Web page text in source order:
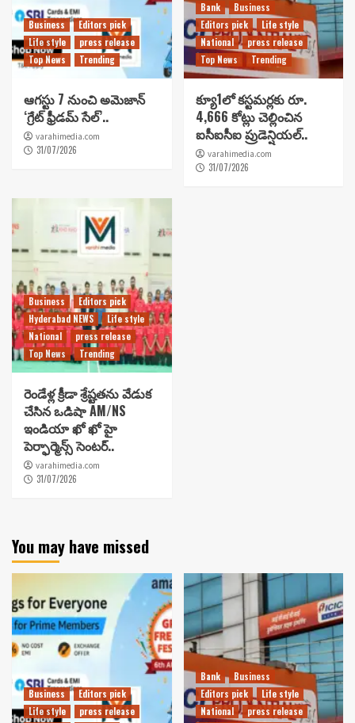
Business
Editors pick
Life style
press release
Top News
Trending
ఆగస్టు 7 నుంచి అమెజాన్
‘గ్రేట్ ఫ్రీడమ్ సేల్’..
varahimedia.com
31/07/2026
Bank
Business
Editors pick
Life style
National
press release
Top News
Trending
క్యూ1లో కస్టమర్లకు రూ.
4,666 కోట్లు చెల్లించిన
ఐసీఐసీఐ ప్రుడెన్షియల్..
varahimedia.com
31/07/2026
Business
Editors pick
Hyderabad NEWS
Life style
National
press release
Top News
Trending
రెండేళ్ల క్రీడా శ్రేష్టతను వేడుక
చేసిన ఒడిషా AM/NS
ఇండియా ఖో ఖో హై
పెర్ఫార్మెన్స్ సెంటర్..
varahimedia.com
31/07/2026
You may have missed
Business
Editors pick
Life style
press release
Bank
Business
Editors pick
Life style
National
press release